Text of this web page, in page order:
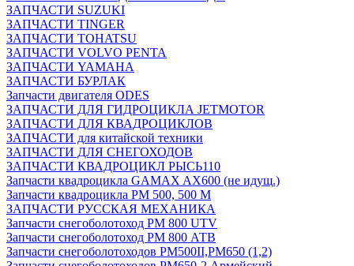
ЗАПЧАСТИ SUZUKI
ЗАПЧАСТИ TINGER
ЗАПЧАСТИ TOHATSU
ЗАПЧАСТИ VOLVO PENTA
ЗАПЧАСТИ YAMAHA
ЗАПЧАСТИ БУРЛАК
Запчасти двигателя ODES
ЗАПЧАСТИ ДЛЯ ГИДРОЦИКЛА JETMOTOR
ЗАПЧАСТИ ДЛЯ КВАДРОЦИКЛОВ
ЗАПЧАСТИ для китайской техники
ЗАПЧАСТИ ДЛЯ СНЕГОХОДОВ
ЗАПЧАСТИ КВАДРОЦИКЛ РЫСЬ110
Запчасти квадроцикла GAMAX AX600 (не идущ.)
Запчасти квадроцикла РМ 500, 500 М
ЗАПЧАСТИ РУССКАЯ МЕХАНИКА
Запчасти снегоболотоход РМ 800 UTV
Запчасти снегоболотоход РМ 800 АТВ
Запчасти снегоболотоходов РМ500II,РМ650 (1,2)